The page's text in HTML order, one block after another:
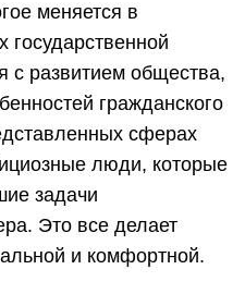
меняется в
государственной
с развитием общества,
гражданского
сферах
люди, которые
задачи
Это все делает
и комфортной.